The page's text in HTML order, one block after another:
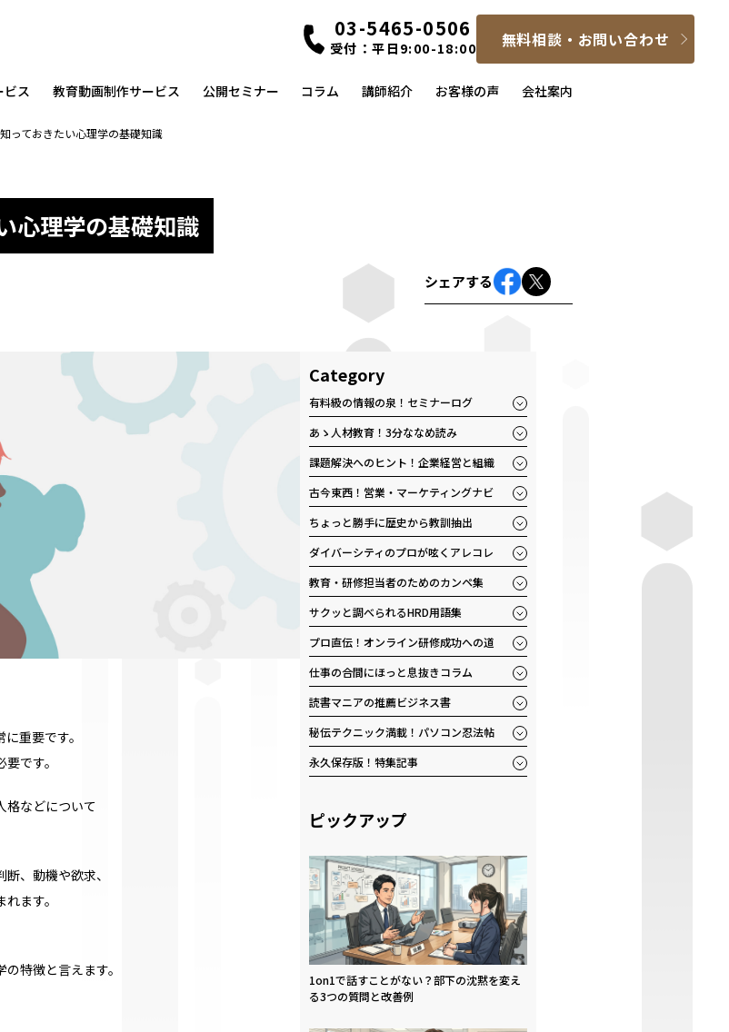
03-5465-0506
受付：平日9:00-18:00 無料相談・お問い合わせ
ビス 教育動画制作サービス 公開セミナー コラム 講師紹介 お客様の声 会社案内
っておきたい心理学の基礎知識
心理学の基礎知識
シェアする
重要です。
です。
格などについて
、動機や欲求、
ます。
特徴と言えます。
Category
有料級の情報の泉！セミナーログ
あゝ人材教育！3分ななめ読み
課題解決へのヒント！企業経営と組織
古今東西！営業・マーケティングナビ
ちょっと勝手に歴史から教訓抽出
ダイバーシティのプロが呟くアレコレ
教育・研修担当者のためのカンペ集
サクッと調べられるHRD用語集
プロ直伝！オンライン研修成功への道
仕事の合間にほっと息抜きコラム
読書マニアの推薦ビジネス書
秘伝テクニック満載！パソコン忍法帖
永久保存版！特集記事
ピックアップ
1on1で話すことがない？部下の沈黙を変え
る3つの質問と改善例